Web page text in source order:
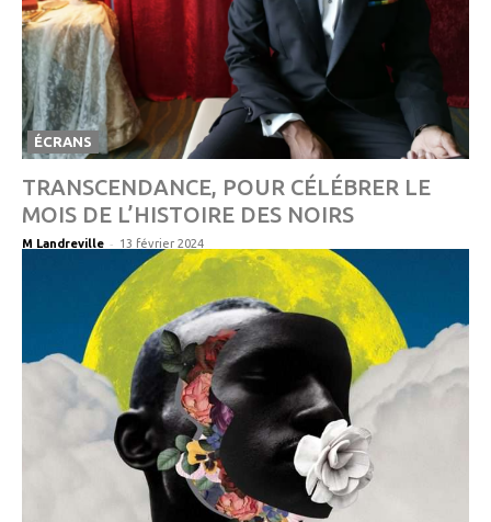
ÉCRANS
TRANSCENDANCE, POUR CÉLÉBRER LE
MOIS DE L’HISTOIRE DES NOIRS
M Landreville - 13 février 2024